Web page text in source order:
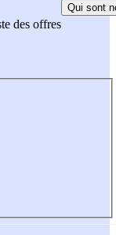
des offres
Qui sont